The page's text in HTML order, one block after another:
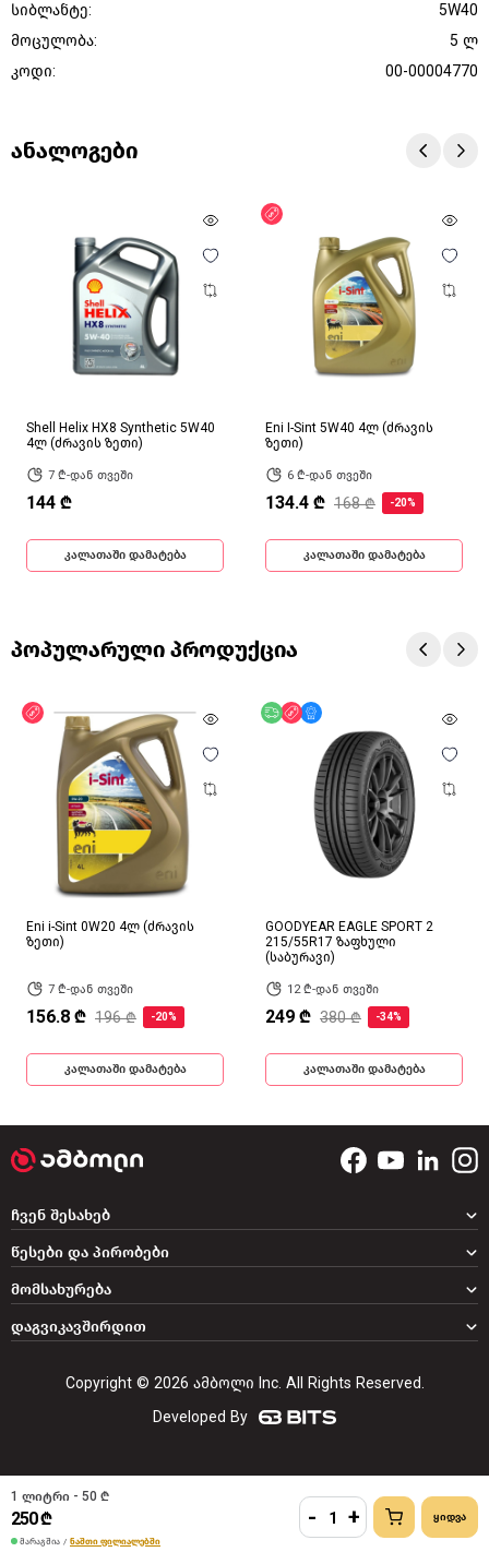
1 ლიტრი - 50 ₾
250 ₾
მარაგშია / ნაშთი ფილიალებში
- +
სიბლანტე:
5W40
მოცულობა:
5 ლ
კოდი:
00-00004770
ანალოგები
Shell Helix HX8 Synthetic 5W40
4ლ (ძრავის ზეთი)
7 ₾-დან თვეში
144 ₾
კალათაში დამატება
Eni I-Sint 5W40 4ლ (ძრავის
ზეთი)
6 ₾-დან თვეში
134.4 ₾ 168 ₾ -20%
კალათაში დამატება
პოპულარული პროდუქცია
ფასდაკლება
Eni i-Sint 0W20 4ლ (ძრავის
ზეთი)
7 ₾-დან თვეში
156.8 ₾ 196 ₾ -20%
კალათაში დამატება
უფასო მიწოდება
ფასდაკლება
GOODYEAR EAGLE SPORT 2
215/55R17 ზაფხული
(საბურავი)
12 ₾-დან თვეში
249 ₾ 380 ₾ -34%
კალათაში დამატება
დაგვიკავშირდით
ჩვენ შესახებ
წესები და პირობები
მომსახურება
Copyright © 2026 ამბოლი Inc. All Rights Reserved.
Developed By